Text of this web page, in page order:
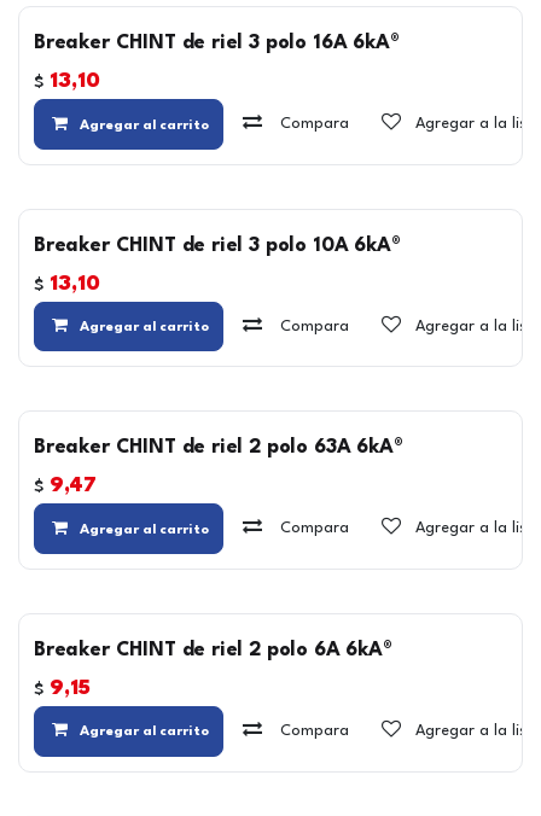
Breaker CHINT de riel 3 polo 16A 6kA®
$ 13,10
Agregar al carrito Compara Agregar a la
Breaker CHINT de riel 3 polo 10A 6kA®
$ 13,10
Agregar al carrito Compara Agregar a la
Breaker CHINT de riel 2 polo 63A 6kA®
$ 9,47
Agregar al carrito Compara Agregar a la
Breaker CHINT de riel 2 polo 6A 6kA®
$ 9,15
Agregar al carrito Compara Agregar a la